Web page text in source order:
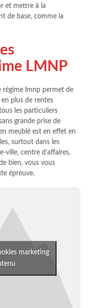
et mettre à la
de base, comme la
LMNP
régime lmnp permet de
en plus de rentes
les particuliers
grande prise de
meublé est en effet en
surtout dans les
ville, centre d’affaires,
bien, vous vous
épreuve.
marketing